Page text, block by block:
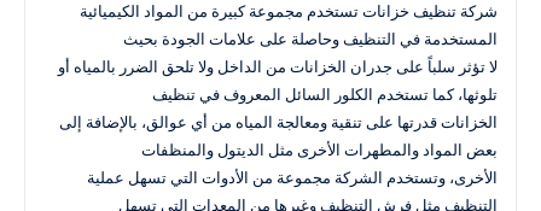
شركة تنظيف خزانات تستخدم مجموعة كبيرة من المواد الكيميائية
المستخدمة في التنظيف وحاصلة على علامات الجودة بحيث
لا تؤثر سلباً على جدران الخزانات من الداخل ولا تلحق الضرر بالمياه أو
تلوثها، كما تستخدم الكلور السائل المعروف في تنظيف
الخزانات قدرتها على تنقية ومعالجة المياه من أي عوالق، بالإضافة إلى
بعض المواد والمطهرات الأخرى مثل الديتول والمنظفات
الأخرى، وتستخدم الشركة مجموعة من الأدوات التي تسهل عملية
التنظيف مثل فرش التنظيف وغيرها من المعدات التي تسهل